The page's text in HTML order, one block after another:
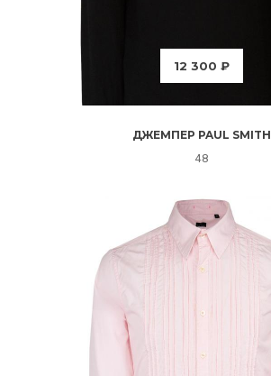
12 300 ₽
ДЖЕМПЕР PAUL SMITH
48